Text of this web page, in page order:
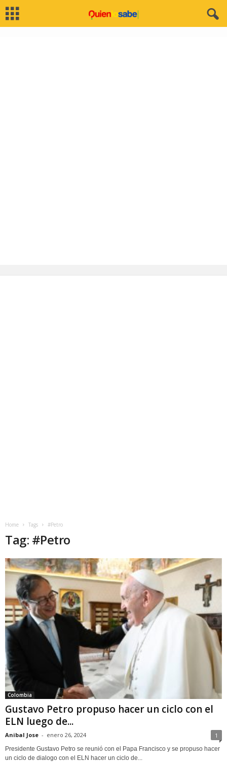
Home Tags #Petro
Tag: #Petro
Colombia
Gustavo Petro propuso hacer un ciclo con el
ELN luego de...
Anibal Jose - enero 26, 2024 1
Presidente Gustavo Petro se reunió con el Papa Francisco y se propuso hacer
un ciclo de dialogo con el ELN hacer un ciclo de...